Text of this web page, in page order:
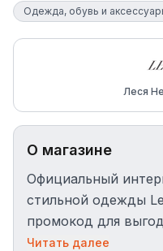
Одежда, обувь и
Леся
О магазине
Официальный
стильной одежды
промокод для
костюмов, пальто и
Читать далее